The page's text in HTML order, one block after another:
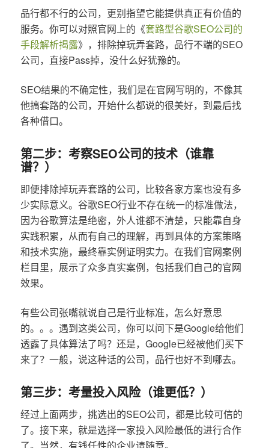
品行都不行的公司，更别指望它能提供真正有价值的
服务。你可以对照官网上的《套路型谷歌SEO公司的
手段解析揭露》，排除掉玩弄套路，品行不端的SEO
公司，直接Pass掉，没什么好犹豫的。
SEO结果的不确定性，我们是在官网写明的，不像其
他搞套路的公司，开始什么都说的很美好，到最后找
各种借口。
第二步：考察SEO公司的技术（谁靠
谱？）
即便排除掉玩弄套路的公司，比较各家方案也没有多
少实际意义。谷歌SEO行业不存在统一的标准做法，
因为谷歌算法是绝密，外人谁都不清楚，只能靠自身
实践积累，从而有自己的理解，再到具体的方案策略
和技术实施，最终靠实例证明实力。在我们官网案例
栏目里，展示了众多真实案例，包括我们自己的官网
效果。
有些公司张嘴就说自己是行业标准，怎么好意思
的。。。遇到这类公司，你可以问下是Google给他们
透露了具体算法了吗？还是，Google已经被他们买下
来了？一般，说这种话的公司，品行也好不到哪去。
第三步：考量投入风险（谁更低？）
经过上面两步，挑选出的SEO公司，都是比较可信的
了。接下来，就是选择一家投入风险最低的进行合作